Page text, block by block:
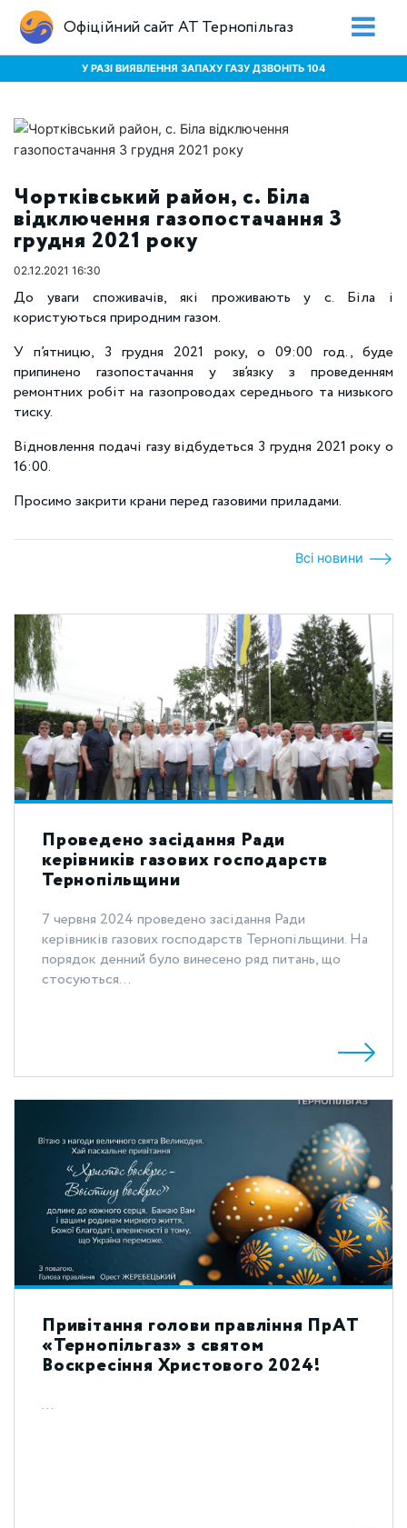
Офіційний сайт АТ Тернопільгаз
У РАЗІ ВИЯВЛЕННЯ ЗАПАХУ ГАЗУ ДЗВОНІТЬ 104
Чортківський район, с. Біла
відключення газопостачання 3
грудня 2021 року
02.12.2021 16:30
До уваги споживачів, які проживають у с. Біла і
користуються природним газом.
У п’ятницю, 3 грудня 2021 року, о 09:00 год., буде
припинено газопостачання у зв’язку з проведенням
ремонтних робіт на газопроводах середнього та низького
тиску.
Відновлення подачі газу відбудеться 3 грудня 2021 року о
16:00.
Просимо закрити крани перед газовими приладами.
Всі новини
Проведено засідання Ради
керівників газових господарств
Тернопільщини
7 червня 2024 проведено засідання Ради
керівників газових господарств Тернопільщини. На
порядок денний було винесено ряд питань, що
стосуються...
Привітання голови правління ПрАТ
«Тернопільгаз» з святом
Воскресіння Христового 2024!
...